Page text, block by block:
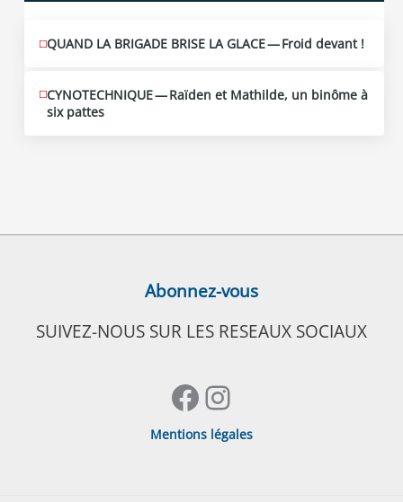
QUAND LA BRIGADE BRISE LA GLACE — Froid devant !
CYNOTECHNIQUE — Raïden et Mathilde, un binôme à
six pattes
Abonnez-vous
SUIVEZ-NOUS SUR LES RESEAUX SOCIAUX
Facebook
Instagram
Mentions légales